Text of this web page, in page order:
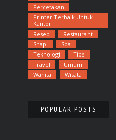
Percetakan
Printer Terbaik Untuk
Kantor
Resep
Restaurant
Snapi
Spa
Teknologi
Tips
Travel
Umum
Wanita
Wisata
POPULAR POSTS